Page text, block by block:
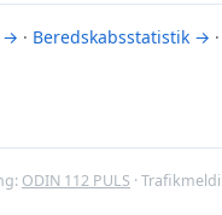
→ · Beredskabsstatistik → ·
ODIN 112 PULS ·